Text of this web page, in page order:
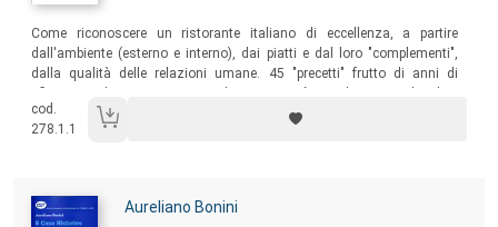
Come riconoscere un ristorante italiano di eccellenza, a partire
dall'ambiente (esterno e interno), dai piatti e dal loro "complementi",
dalla qualità delle relazioni umane. 45 "precetti" frutto di anni di
di cucina, come quelli della Associazione Le Soste.
cod.
278.1.1
Autori:
Aureliano Bonini